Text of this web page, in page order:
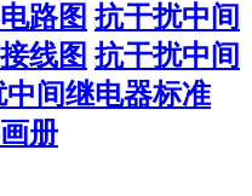
路图 抗干扰中间
线图 抗干扰中间
中间继电器标准
册